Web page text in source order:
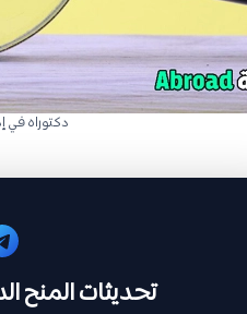
دكتوراه في
تحديثات المنح